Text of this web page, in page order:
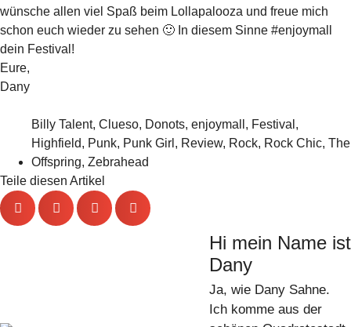
wünsche allen viel Spaß beim Lollapalooza und freue mich
schon euch wieder zu sehen 🙂 In diesem Sinne #enjoymall
dein Festival!
Eure,
Dany
Billy Talent, Clueso, Donots, enjoymall , Festival ,
Highfield, Punk, Punk Girl , Review, Rock, Rock Chic, The
Offspring, Zebrahead
Teile diesen Artikel
Hi mein Name ist
Dany
Ja, wie Dany Sahne.
Ich komme aus der